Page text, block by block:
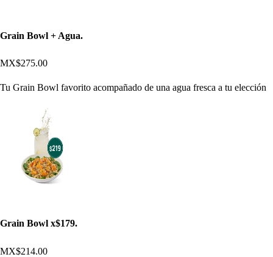
Grain Bowl + Agua.
MX$275.00
Tu Grain Bowl favorito acompañado de una agua fresca a tu elección
Grain Bowl x$179.
MX$214.00